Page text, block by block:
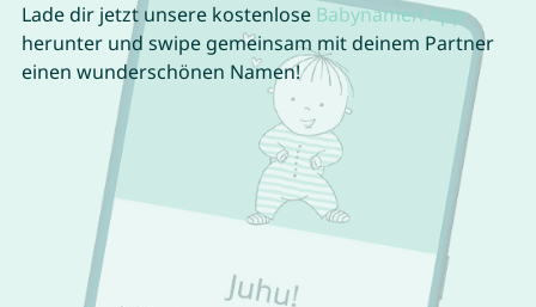
Lade dir jetzt unsere kostenlose Babynamen App
herunter und swipe gemeinsam mit deinem Partner
einen wunderschönen Namen!